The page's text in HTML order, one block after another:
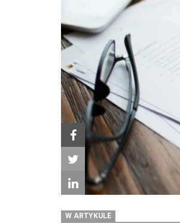
W ARTYKULE